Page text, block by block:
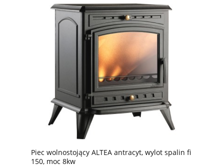
Piec wolnostojący ALTEA antracyt, wylot spalin fi
150, moc 8kw